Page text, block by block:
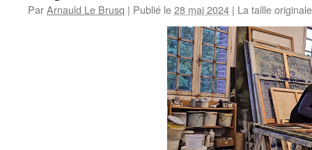
ParArnauld Le Brusq | Publié le28 mai 2024 | La taille